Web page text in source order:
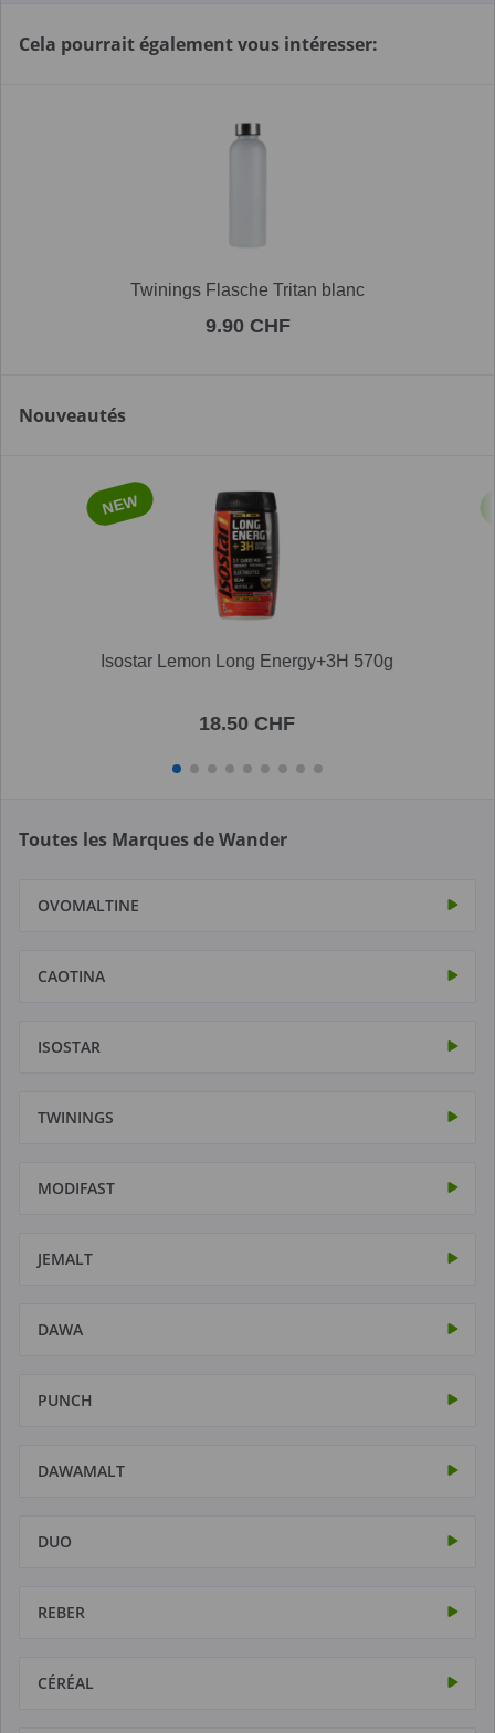
Cela pourrait également vous intéresser:
Twinings Flasche Tritan blanc
9.90 CHF
Nouveautés
NEW
Isostar Lemon Long Energy+3H 570g
18.50 CHF
Toutes les Marques de Wander
OVOMALTINE
CAOTINA
ISOSTAR
TWININGS
MODIFAST
JEMALT
DAWA
PUNCH
DAWAMALT
DUO
REBER
CÉRÉAL